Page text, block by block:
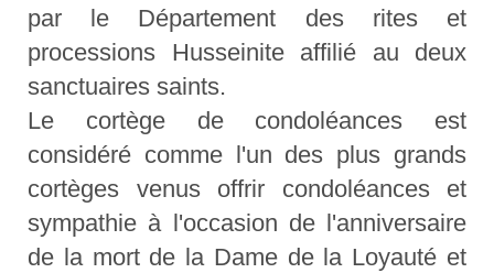
par le Département des rites et
processions Husseinite affilié au deux
sanctuaires saints.
Le cortège de condoléances est
considéré comme l'un des plus grands
cortèges venus offrir condoléances et
sympathie à l'occasion de l'anniversaire
de la mort de la Dame de la Loyauté et